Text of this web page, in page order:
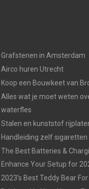
Grafstenen in Amsterdam
Airco huren Utrecht
Koop een Bouwkeet van
Alles wat je moet weten
waterfles
Stalen en kunststof
Handleiding zelf sigaretten
The Best Batteries &
Enhance Your Setup for
2023’s Best Teddy Bear